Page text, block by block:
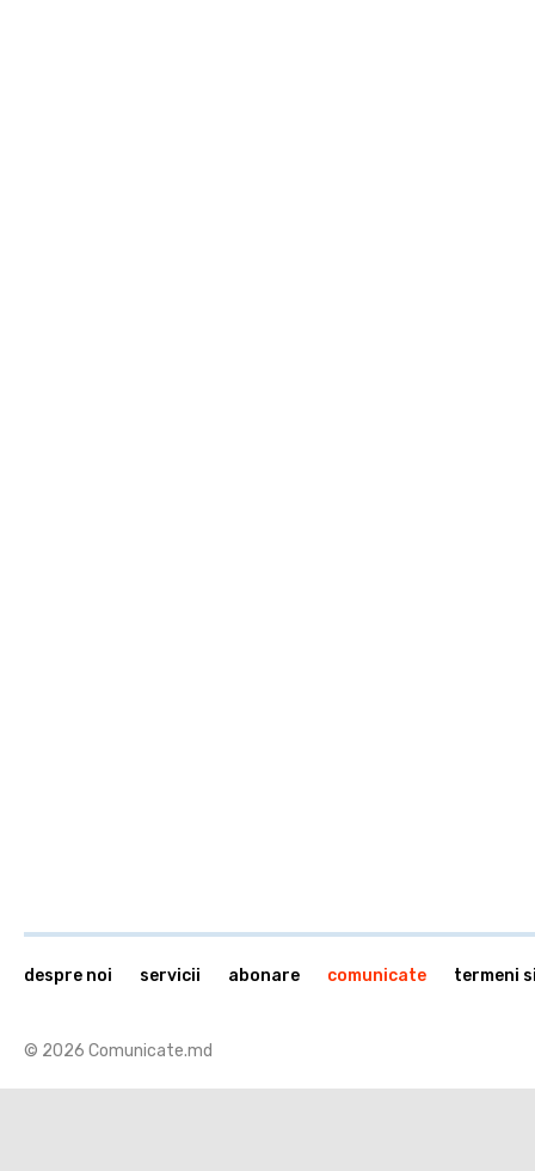
© 2026 Comunicate.md
despre noi servicii abonare comunicate termeni